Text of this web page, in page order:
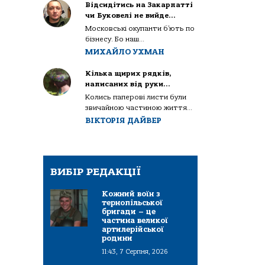
Відсидітись на Закарпатті
чи Буковелі не вийде…
Московські окупанти б’ють по
бізнесу. Бо наш...
МИХАЙЛО УХМАН
Кілька щирих рядків,
написаних від руки…
Колись паперові листи були
звичайною частиною життя...
ВІКТОРІЯ ДАЙВЕР
ВИБІР РЕДАКЦІЇ
Кожний воїн з
тернопільської
бригади – це
частина великої
артилерійської
родини
11:43, 7 Серпня, 2026